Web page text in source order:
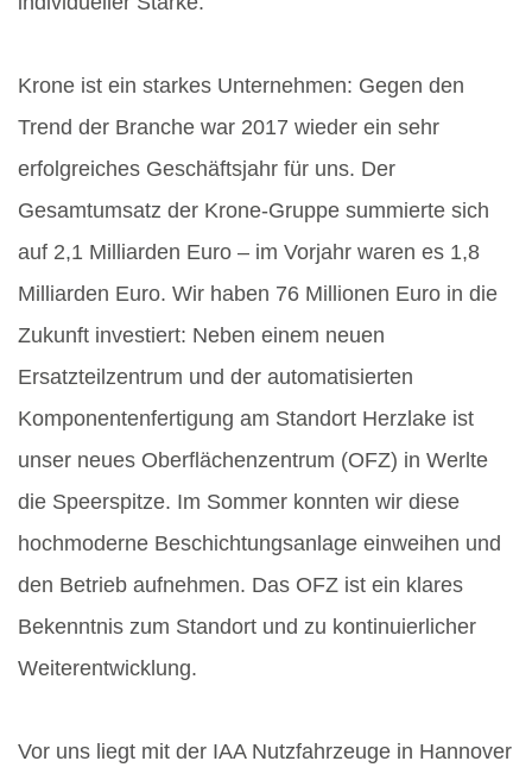
Krone ist ein starkes Unternehmen: Gegen den
Trend der Branche war 2017 wieder ein sehr
erfolgreiches Geschäftsjahr für uns. Der
Gesamtumsatz der Krone-Gruppe summierte sich
auf 2,1 Milliarden Euro – im Vorjahr waren es 1,8
Milliarden Euro. Wir haben 76 Millionen Euro in die
Zukunft investiert: Neben einem neuen
Ersatzteilzentrum und der automatisierten
Komponentenfertigung am Standort Herzlake ist
unser neues Oberflächenzentrum (OFZ) in Werlte
die Speerspitze. Im Sommer konnten wir diese
hochmoderne Beschichtungsanlage einweihen und
den Betrieb aufnehmen. Das OFZ ist ein klares
Bekenntnis zum Standort und zu kontinuierlicher
Weiterentwicklung.
Vor uns liegt mit der IAA Nutzfahrzeuge in Hannover